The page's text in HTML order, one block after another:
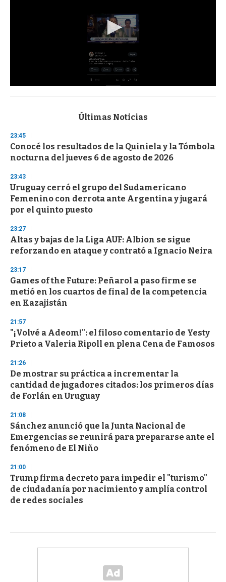
s
d
s
o
f
3
s
e
c
o
d
s
Últimas Noticias
23:45
Conocé los resultados de la Quiniela y la Tómbola
nocturna del jueves 6 de agosto de 2026
23:43
Uruguay cerró el grupo del Sudamericano
Femenino con derrota ante Argentina y jugará
por el quinto puesto
23:27
Altas y bajas de la Liga AUF: Albion se sigue
reforzando en ataque y contrató a Ignacio Neira
23:17
Games of the Future: Peñarol a paso firme se
metió en los cuartos de final de la competencia
en Kazajistán
21:57
"¡Volvé a Adeom!": el filoso comentario de Yesty
Prieto a Valeria Ripoll en plena Cena de Famosos
21:26
De mostrar su práctica a incrementar la
cantidad de jugadores citados: los primeros días
de Forlán en Uruguay
21:08
Sánchez anunció que la Junta Nacional de
Emergencias se reunirá para prepararse ante el
fenómeno de El Niño
21:00
Trump firma decreto para impedir el "turismo"
de ciudadanía por nacimiento y amplía control
de redes sociales